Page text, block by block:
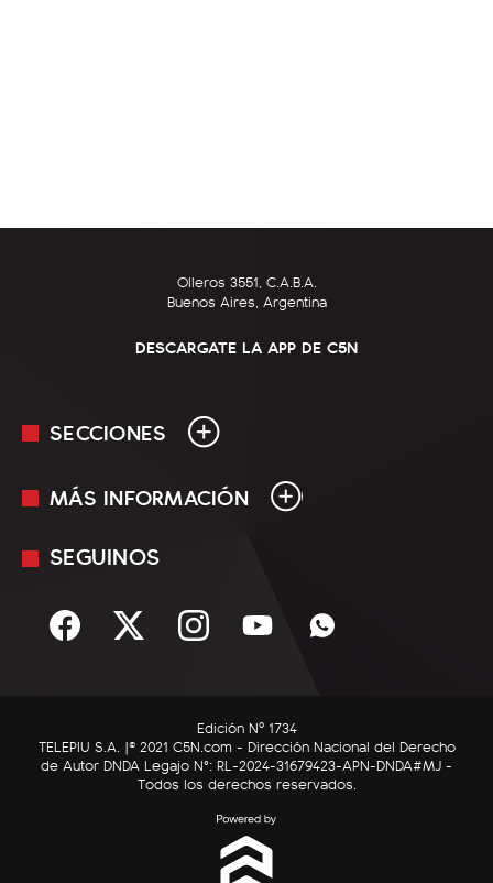
Olleros 3551, C.A.B.A.
Buenos Aires, Argentina
DESCARGATE LA APP DE C5N
SECCIONES
En Vivo
Sociedad
C5N Autos
RatingCero
MÁS INFORMACIÓN
Mediakit
Términos y condiciones
SEGUINOS
Edición Nº 1734
TELEPIU S.A. |© 2021 C5N.com - Dirección Nacional del Derecho
de Autor DNDA Legajo N°: RL-2024-31679423-APN-DNDA#MJ -
Todos los derechos reservados.